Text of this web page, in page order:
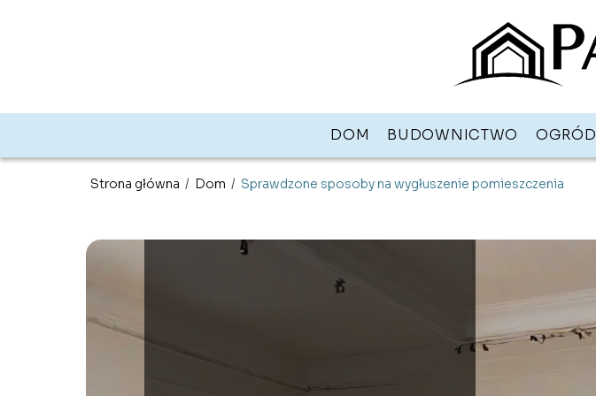
DOM BUDOWNICTWO OGRÓD
Strona główna / Dom / Sprawdzone sposoby na wygłuszenie pomieszczenia